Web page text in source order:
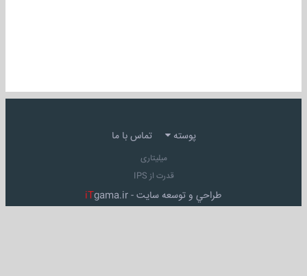
پوسته تماس با ما
میلیتاری
قدرت از IPS
طراحي و توسعه سايت - iTgama.ir